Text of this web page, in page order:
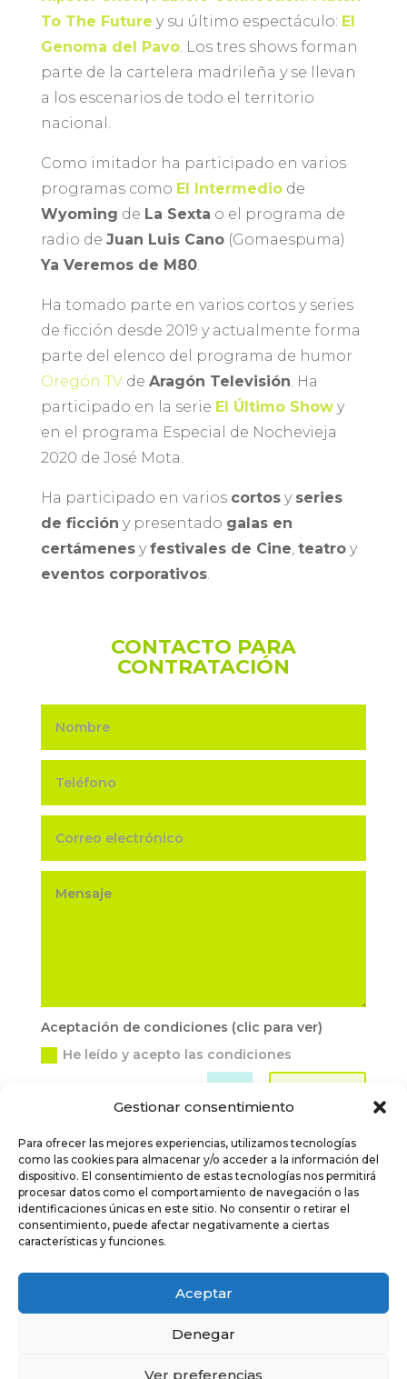
Gestionar consentimiento
Para ofrecer las mejores experiencias, utilizamos tecnologías
como las cookies para almacenar y/o acceder a la información del
dispositivo. El consentimiento de estas tecnologías nos permitirá
procesar datos como el comportamiento de navegación o las
identificaciones únicas en este sitio. No consentir o retirar el
consentimiento, puede afectar negativamente a ciertas
características y funciones.
Aceptar
Denegar
Ver preferencias
To The Future y su último espectáculo: El
Genoma del Pavo. Los tres shows forman
parte de la cartelera madrileña y se llevan
a los escenarios de todo el territorio
nacional.
Como imitador ha participado en varios
programas como El Intermediode
Wyoming de La Sexta o el programa de
radio de Juan Luis Cano(Gomaespuma)
Ya Veremos de M80.
Ha tomado parte en varios cortos y series
de ficción desde 2019 y actualmente forma
parte del elenco del programa de humor
Oregón TVde Aragón Televisión . Ha
participado en la serie El Último Showy
en el programa Especial de Nochevieja
2020 de José Mota.
Ha participado en varios cortosy series
de ficción y presentado galas en
certámenesyfestivales de Cine teatroy
eventos corporativos.
CONTACTO PARA
CONTRATACIÓN
Aceptación de condiciones (clic para ver)
He leído y acepto las condiciones
© Rafa Maza · 2026